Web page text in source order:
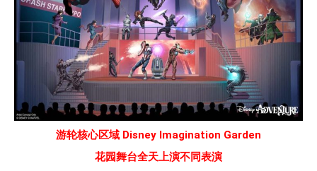
游轮核心区域 Disney Imagination Garden
花园舞台全天上演不同表演